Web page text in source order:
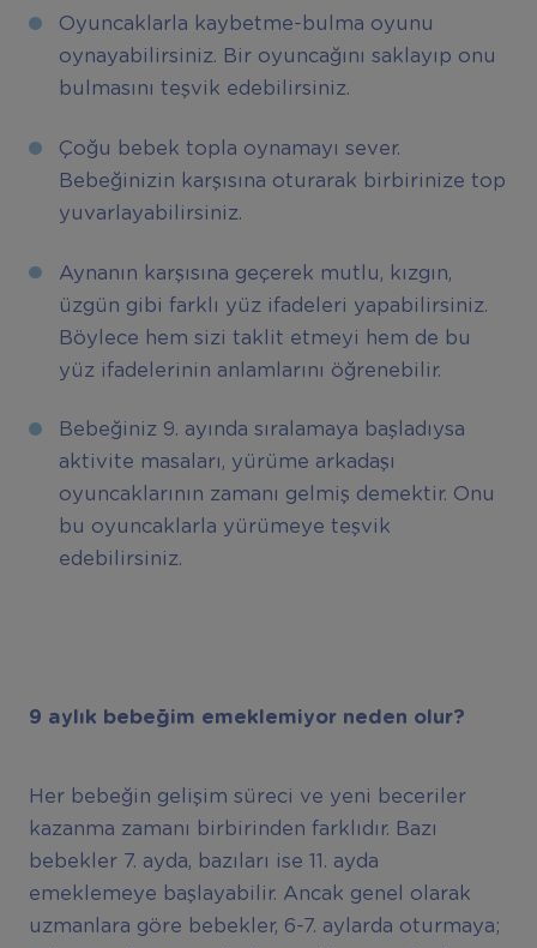
Oyuncaklarla kaybetme-bulma oyunu
oynayabilirsiniz. Bir oyuncağını saklayıp onu
bulmasını teşvik edebilirsiniz.
Çoğu bebek topla oynamayı sever.
Bebeğinizin karşısına oturarak birbirinize top
yuvarlayabilirsiniz.
Aynanın karşısına geçerek mutlu, kızgın,
üzgün gibi farklı yüz ifadeleri yapabilirsiniz.
Böylece hem sizi taklit etmeyi hem de bu
yüz ifadelerinin anlamlarını öğrenebilir.
Bebeğiniz 9. ayında sıralamaya başladıysa
aktivite masaları, yürüme arkadaşı
oyuncaklarının zamanı gelmiş demektir. Onu
bu oyuncaklarla yürümeye teşvik
edebilirsiniz.
9 ayl ı k bebeğim emeklemiyor neden olur?
Her bebeğin gelişim süreci ve yeni beceriler
kazanma zamanı birbirinden farklıdır. Bazı
bebekler 7. ayda, bazıları ise 11. ayda
emeklemeye başlayabilir. Ancak genel olarak
uzmanlara göre bebekler, 6-7. aylarda oturmaya;